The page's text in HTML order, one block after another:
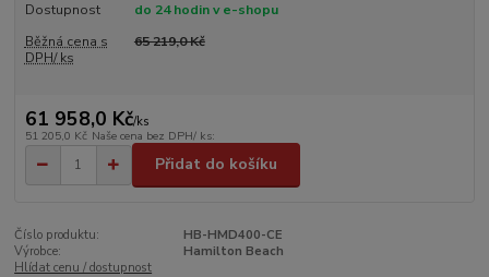
Dostupnost
do 24 hodin v e-shopu
Běžná cena s
DPH/ ks
65 219,0 Kč
61 958,0 Kč/ks
51 205,0 Kč Naše cena bez DPH/ ks:
Přidat do košíku
Číslo produktu:
HB-HMD400-CE
Výrobce:
Hamilton Beach
Hlídat cenu / dostupnost